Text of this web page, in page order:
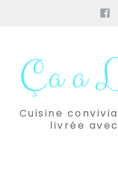
contenuÇa a
Cuisine
livrée